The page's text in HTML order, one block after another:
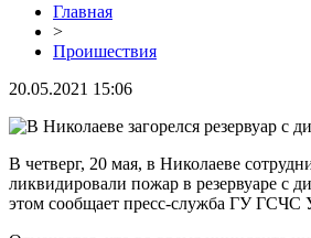
Главная
>
Проишествия
20.05.2021 15:06
В четверг, 20 мая, в Николаеве
ликвидировали пожар в резервуаре с
этом сообщает пресс-служба ГУ ГСЧС